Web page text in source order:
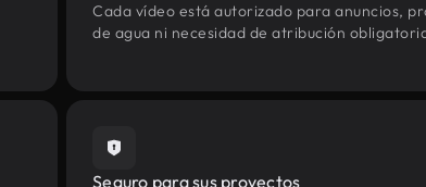
Cada vídeo está autorizado para anuncios,
de agua ni necesidad de atribución
Seguro para sus proyectos